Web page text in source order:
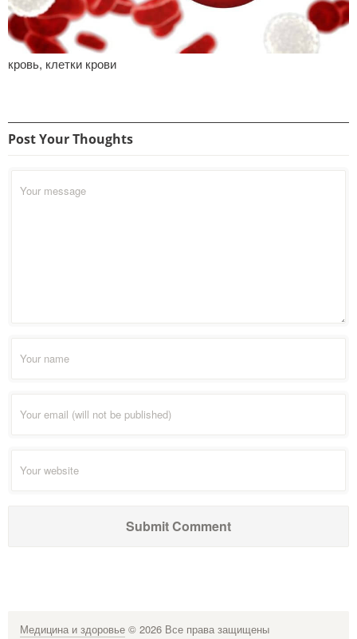
кровь, клетки крови
Post Your Thoughts
Медицина и здоровье © 2026 Все права защищены